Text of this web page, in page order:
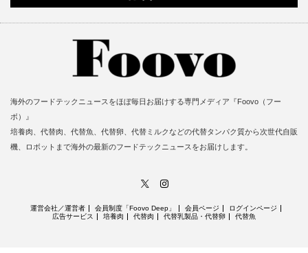
海外のフードテックニュースをほぼ毎日お届けする専門メディア『Foovo（フー
ボ）』
培養肉、代替肉、代替魚、代替卵、代替ミルクなどの代替タンパク質から次世代自販
機、ロボットまで海外の最新のフードテックニュースをお届けします。
運営会社／運営者 会員制度「Foovo Deep」 会員ページ
ログインページ
広告サービス
培養肉 代替肉 代替乳製品・代替卵 代替魚